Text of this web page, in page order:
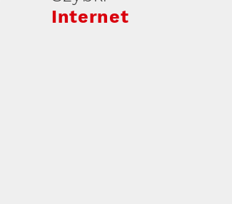
Internet